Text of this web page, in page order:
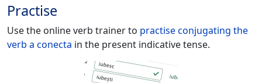
Practise
Use the online verb trainer to practise conjugating the
verb a conecta in the present indicative tense.